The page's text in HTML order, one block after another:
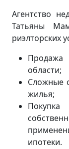
Агентство
Татьяны
риэлторских
Продажа
области;
Сложные
жилья;
ипотеки.